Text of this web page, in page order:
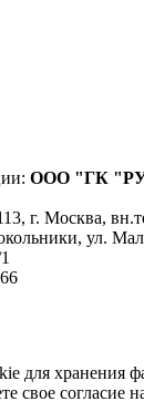
ООО "ГК
, г. Москва,
ул.
для хранения
свое согласие